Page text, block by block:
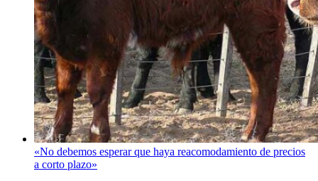
«No debemos esperar que haya reacomodamiento de precios
a corto plazo»